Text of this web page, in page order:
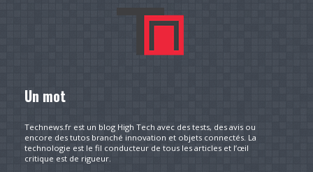
Un mot
Technews.fr est un blog High Tech avec des tests, des avis ou
encore des tutos branché innovation et objets connectés. La
technologie est le fil conducteur de tous les articles et l’œil
critique est de rigueur.